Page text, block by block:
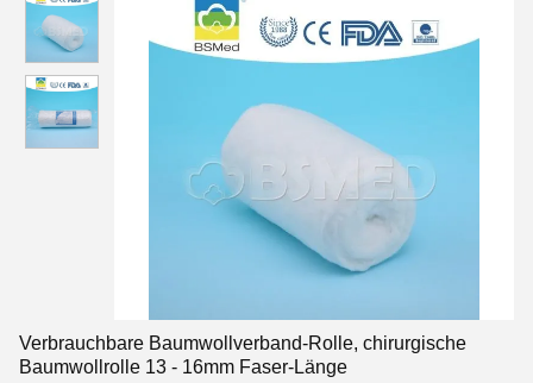
Verbrauchbare Baumwollverband-Rolle, chirurgische
Baumwollrolle 13 - 16mm Faser-Länge